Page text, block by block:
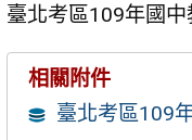
臺北考區109年國
相關附件
臺北考區109